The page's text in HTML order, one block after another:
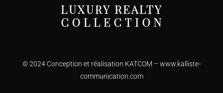
© 2024 Conception et réalisation KATCOM – www.kalliste-
communication.com